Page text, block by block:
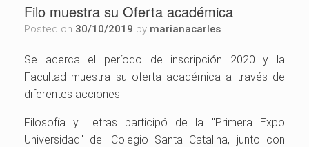
Filo muestra su Oferta académica
Posted on 30/10/2019 by marianacarles
Se acerca el período de inscripción 2020 y la
Facultad muestra su oferta académica a través de
diferentes acciones.
Filosofía y Letras participó de la "Primera Expo
Universidad" del Colegio Santa Catalina, junto con